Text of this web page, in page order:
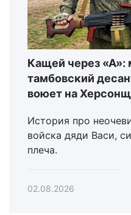
Кащей через «А»:
тамбовский
воюет на
История про
войска дяди Васи,
плеча.
02.08.2026